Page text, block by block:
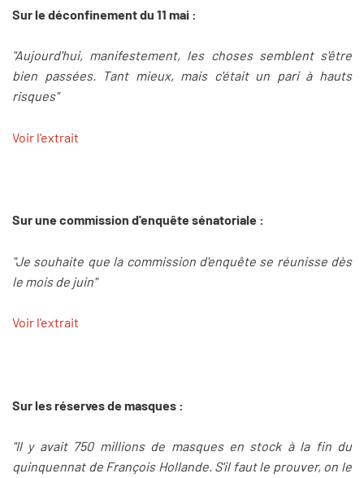
Sur le déconfinement du 11 mai :
"Aujourd'hui, manifestement, les choses semblent s'être
bien passées. Tant mieux, mais c'était un pari à hauts
risques"
Voir l'extrait
Sur une commission d'enquête sénatoriale :
"Je souhaite que la commission d'enquête se réunisse dès
le mois de juin"
Voir l'extrait
Sur les réserves de masques :
"Il y avait 750 millions de masques en stock à la fin du
quinquennat de François Hollande. S'il faut le prouver, on le